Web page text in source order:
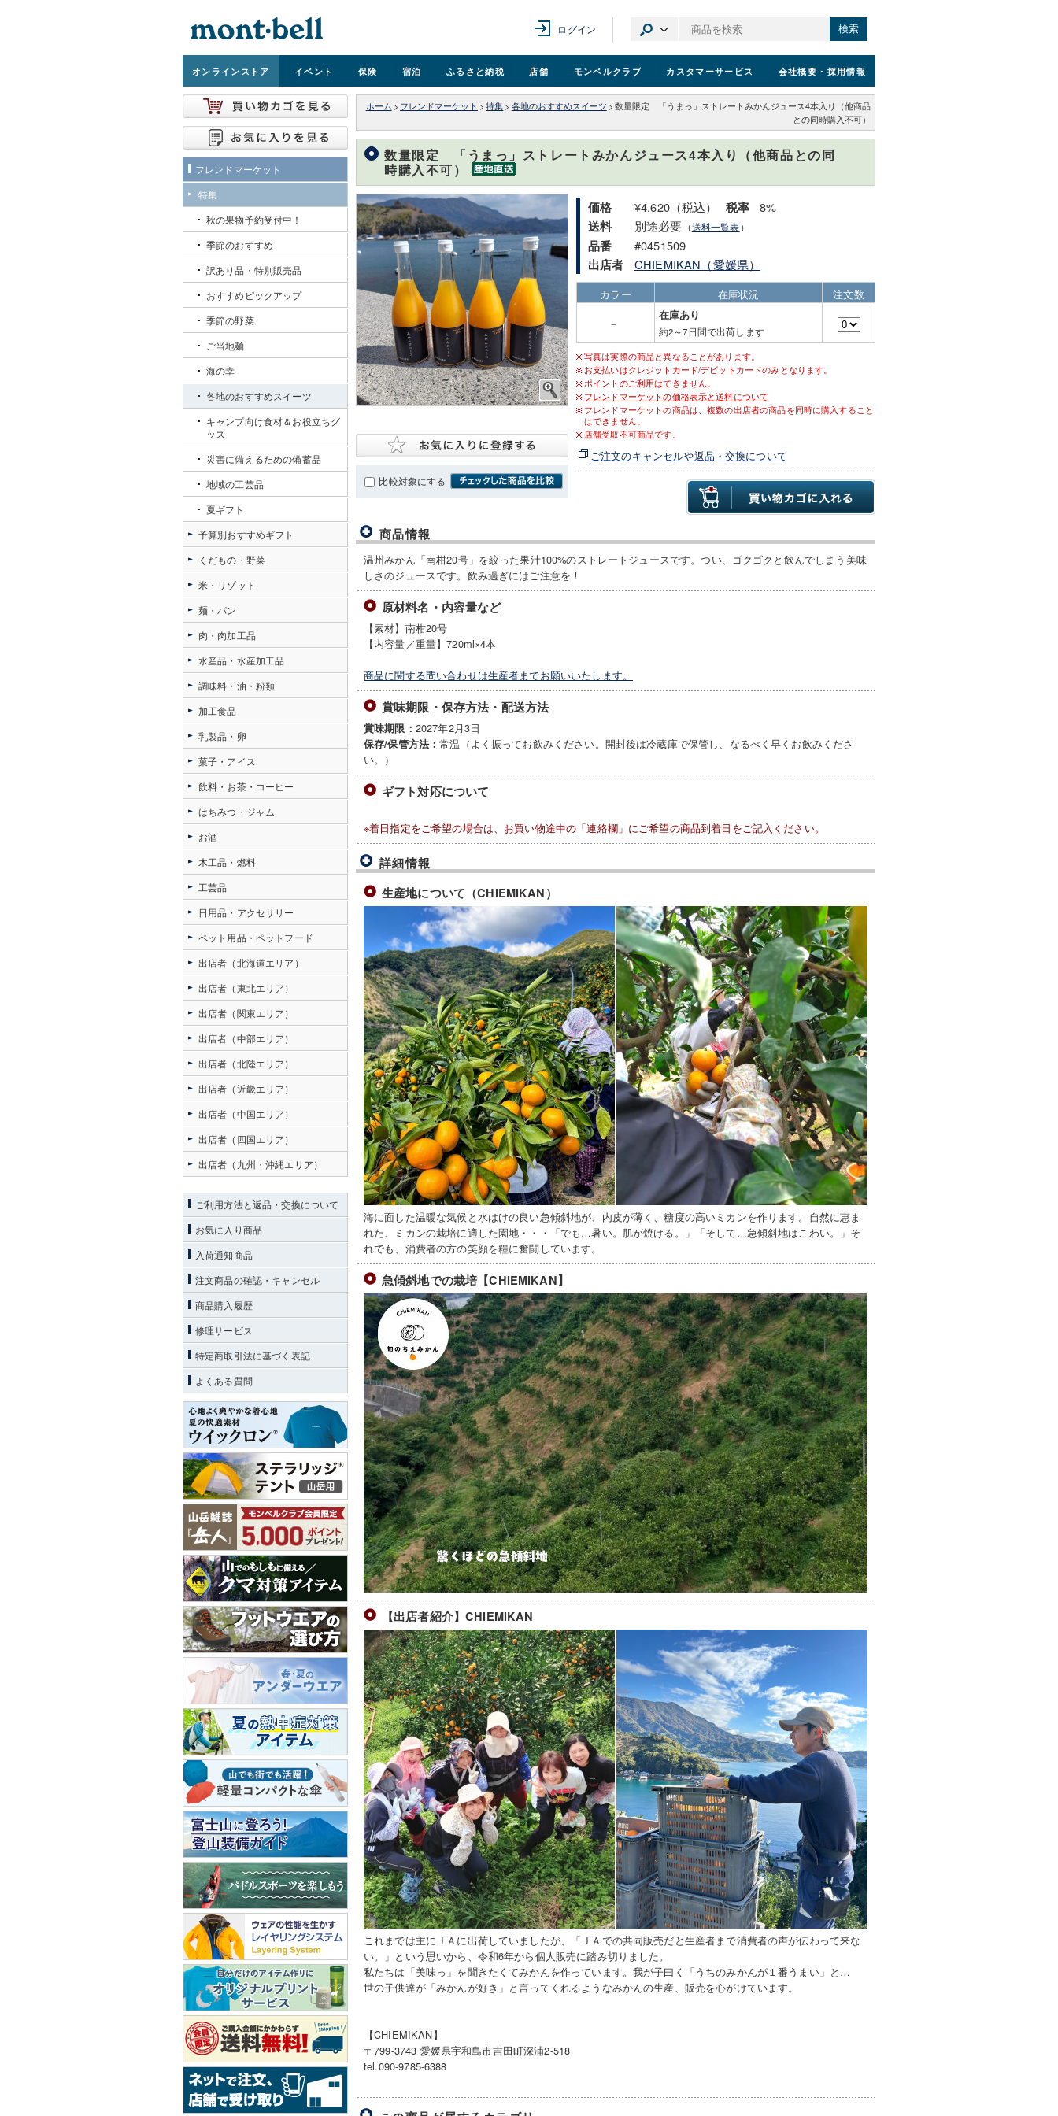
ログイン 検索
オンラインストア イベント 保険 宿泊 ふるさと納税 店舗 モンベルクラブ カスタマーサービス 会社概要 ・採用情報
ホーム > フレンドマーケット > 特集 > 各地のおすすめスイーツ > 数量限定 「うまっ」ストレートみかんジュース4本入り（他商品
との同時購入不可）
数量限定 「うまっ」ストレートみかんジュース4本入り（他商品との同
時購入不可）
比較対象にする
価格 ¥4,620（税込） 税率 8%
送料 別途必要 （送料一覧表）
品番 #0451509
出店者 CHIEMIKAN（愛媛県）
カラー 在庫状況
注文数
－
在庫あり
約2～7日間で出荷します
写真は実際の商品と異なることがあります。
お支払いはクレジットカード/デビットカードのみとなります。
ポイントのご利用はできません。
フレンドマーケットの価格表示と送料について
フレンドマーケットの商品は、複数の出店者の商品を同時に購入すること
はできません。
店舗受取不可商品です。
ご注文のキャンセルや返品・交換について
商品情報
温州みかん「南柑20号」を絞った果汁100%のストレートジュースです。つい、ゴクゴクと飲んでしまう美味
しさのジュースです。飲み過ぎにはご注意を！
原材料名・内容量など
【素材】南柑20号
【内容量／重量】720ml×4本
商品に関する問い合わせは生産者までお願いいたします。
賞味期限・保存方法・配送方法
賞味期限： 2027年2月3日
保存/保管方法：常温（よく振ってお飲みください。開封後は冷蔵庫で保管し、なるべく早くお飲みくださ
い。）
ギフト対応について
※着日指定をご希望の場合は、お買い物途中の「連絡欄」にご希望の商品到着日をご記入ください。
詳細情報
生産地について（CHIEMIKAN）
海に面した温暖な気候と水はけの良い急傾斜地が、内皮が薄く、糖度の高いミカンを作ります。自然に恵ま
れた、ミカンの栽培に適した園地・・・「でも…暑い。肌が焼ける。」「そして…急傾斜地はこわい。」そ
れでも、消費者の方の笑顔を糧に奮闘しています。
急傾斜地での栽培【CHIEMIKAN】
【出店者紹介】CHIEMIKAN
これまでは主にＪＡに出荷していましたが、「ＪＡでの共同販売だと生産者まで消費者の声が伝わって来な
い。」という思いから、令和6年から個人販売に踏み切りました。
私たちは「美味っ」を聞きたくてみかんを作っています。我が子曰く「うちのみかんが１番うまい」と…
世の子供達が「みかんが好き」と言ってくれるようなみかんの生産、販売を心がけています。
【CHIEMIKAN】
〒799-3743 愛媛県宇和島市吉田町深浦2-518
tel.090-9785-6388
フレンドマーケット
特集
秋の果物予約受付中！
季節のおすすめ
訳あり品・特別販売品
おすすめピックアップ
季節の野菜
ご当地麺
海の幸
各地のおすすめスイーツ
キャンプ向け食材＆お役立ちグ
ッズ
災害に備えるための備蓄品
地域の工芸品
夏ギフト
予算別おすすめギフト
くだもの・野菜
米・リゾット
麺・パン
肉・肉加工品
水産品・水産加工品
調味料・油・粉類
加工食品
乳製品・卵
菓子・アイス
飲料・お茶・コーヒー
はちみつ・ジャム
お酒
木工品・燃料
工芸品
日用品・アクセサリー
ペット用品・ペットフード
出店者（北海道エリア）
出店者（東北エリア）
出店者（関東エリア）
出店者（中部エリア）
出店者（北陸エリア）
出店者（近畿エリア）
出店者（中国エリア）
出店者（四国エリア）
出店者（九州・沖縄エリア）
ご利用方法と返品・交換について
お気に入り商品
入荷通知商品
注文商品の確認・キャンセル
商品購入履歴
修理サービス
特定商取引法に基づく表記
よくある質問